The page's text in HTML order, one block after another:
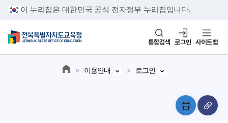
이 누리집은 대한민국 공식 전자정부 누리집입니다.
통합검색 로그인 사이트맵
이용안내 로그인